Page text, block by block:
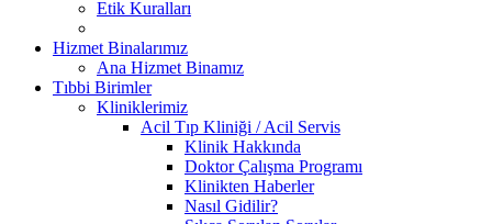
Etik Kuralları
Hizmet Binalarımız
Ana Hizmet Binamız
Tıbbi Birimler
Kliniklerimiz
Acil Tıp Kliniği / Acil Servis
Klinik Hakkında
Doktor Çalışma Programı
Klinikten Haberler
Nasıl Gidilir?